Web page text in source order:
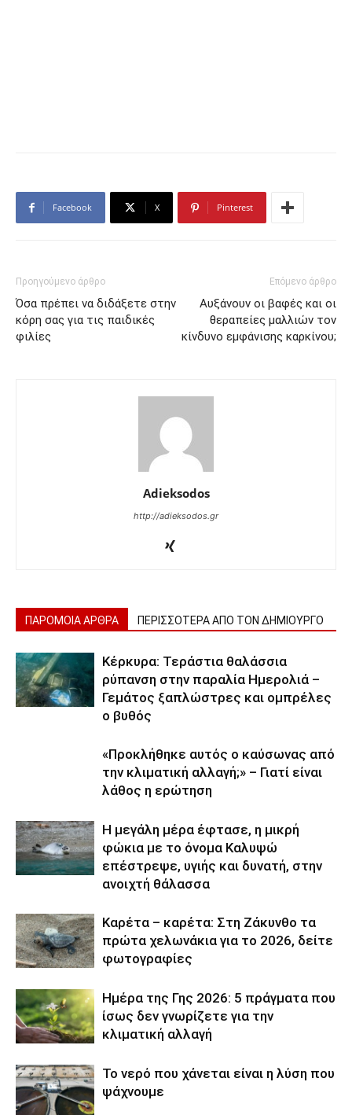
Facebook X Pinterest
Προηγούμενο άρθρο
Όσα πρέπει να διδάξετε στην
κόρη σας για τις παιδικές
φιλίες
Επόμενο άρθρο
Αυξάνουν οι βαφές και οι
θεραπείες μαλλιών τον
κίνδυνο εμφάνισης καρκίνου;
Adieksodos
http://adieksodos.gr
ΠΑΡΟΜΟΙΑ ΑΡΘΡΑ ΠΕΡΙΣΣΟΤΕΡΑ ΑΠΟ ΤΟΝ ΔΗΜΙΟΥΡΓΟ
Κέρκυρα: Τεράστια θαλάσσια
ρύπανση στην παραλία Ημερολιά –
Γεμάτος ξαπλώστρες και ομπρέλες
ο βυθός
«Προκλήθηκε αυτός ο καύσωνας από
την κλιματική αλλαγή;» – Γιατί είναι
λάθος η ερώτηση
Η μεγάλη μέρα έφτασε, η μικρή
φώκια με το όνομα Καλυψώ
επέστρεψε, υγιής και δυνατή, στην
ανοιχτή θάλασσα
Καρέτα – καρέτα: Στη Ζάκυνθο τα
πρώτα χελωνάκια για το 2026, δείτε
φωτογραφίες
Ημέρα της Γης 2026: 5 πράγματα που
ίσως δεν γνωρίζετε για την
κλιματική αλλαγή
Το νερό που χάνεται είναι η λύση που
ψάχνουμε